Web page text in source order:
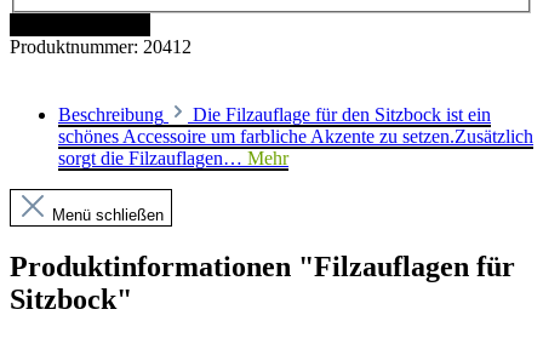
Produktnummer: 20412
Beschreibung
Die Filzauflage für den Sitzbock ist ein
schönes Accessoire um farbliche Akzente zu setzen.Zusätzlich
sorgt die Filzauflagen… Mehr
Menü schließen
Produktinformationen "Filzauflagen für
Sitzbock"